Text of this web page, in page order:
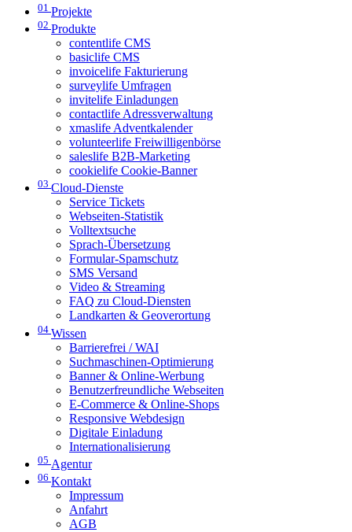
01 Projekte
02 Produkte
contentlife CMS
basiclife CMS
invoicelife Fakturierung
surveylife Umfragen
invitelife Einladungen
contactlife Adressverwaltung
xmaslife Adventkalender
volunteerlife Freiwilligenbörse
saleslife B2B-Marketing
cookielife Cookie-Banner
03 Cloud-Dienste
Service Tickets
Webseiten-Statistik
Volltextsuche
Sprach-Übersetzung
Formular-Spamschutz
SMS Versand
Video & Streaming
FAQ zu Cloud-Diensten
Landkarten & Geoverortung
04 Wissen
Barrierefrei / WAI
Suchmaschinen-Optimierung
Banner & Online-Werbung
Benutzerfreundliche Webseiten
E-Commerce & Online-Shops
Responsive Webdesign
Digitale Einladung
Internationalisierung
05 Agentur
06 Kontakt
Impressum
Anfahrt
AGB